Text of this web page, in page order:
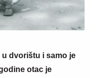
u dvorištu i samo je
otac je